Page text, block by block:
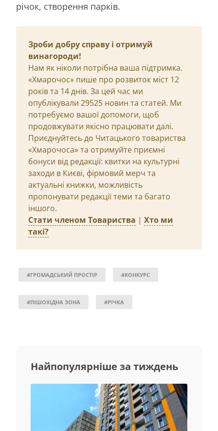
річок, створення парків.
Зроби добру справу і отримуй
винагороди!
Нам як ніколи потрібна ваша підтримка.
«Хмарочос» пише про розвиток міст 12
років та 14 днів. За цей час ми
опублікували 29525 новин та статей. Ми
потребуємо вашої допомоги, щоб
продовжувати якісно працювати далі.
Приєднуйтесь до Читацького товариства
«Хмарочоса» та отримуйте приємні
бонуси від редакції: квитки на культурні
заходи в Києві, фірмовий мерч та
актуальні книжки, можливість
пропонувати редакції теми та багато
іншого.
Стати членом Товариства | Хто ми
такі?
#ГРОМАДСЬКИЙ ПРОСТІР #КОНКУРС
#ПІШОХІДНА ЗОНА #РІЧКА
Найпопулярніше за тиждень